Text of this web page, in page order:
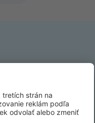
Prihlásiť sa